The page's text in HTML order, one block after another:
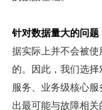
针对数据量大的问题
据实际上并不会被
的。因此，我们选
服务、业务级核心
出最可能与故障相